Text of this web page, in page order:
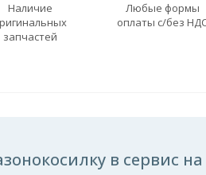
Наличие
запчастей
Любые формы
оплаты с/без
в сервис